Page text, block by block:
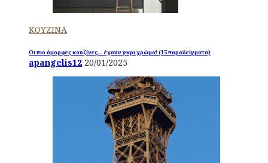
ΚΟΥΖΙΝΑ
Οι πιο όμορφες κουζίνες… έχουν γκρι χρώμα! (15 παραδείγματα)
apangelis12 20/01/2025